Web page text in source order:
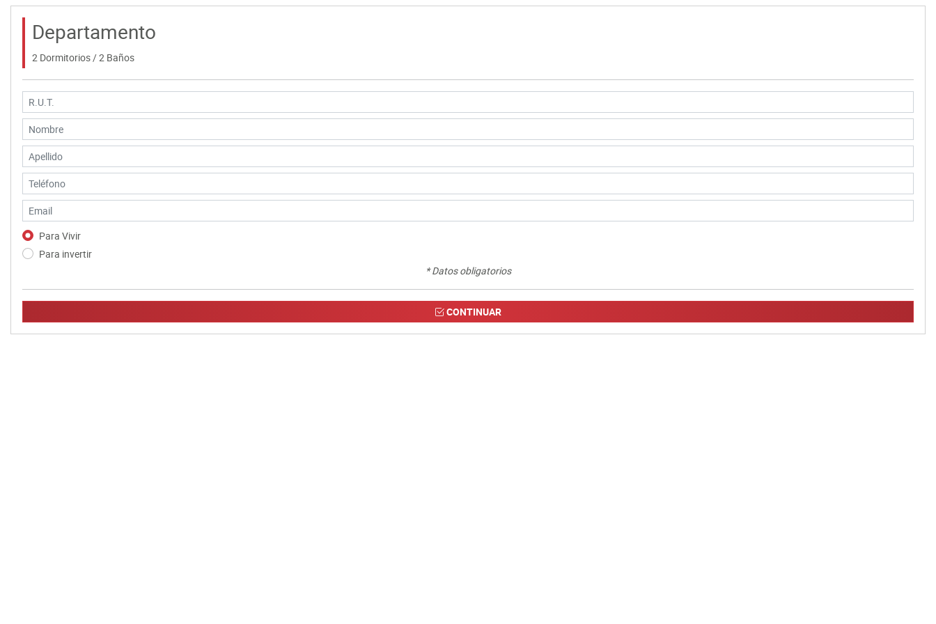
Departamento
2 Dormitorios / 2 Baños
Para Vivir
Para invertir
* Datos obligatorios
CONTINUAR